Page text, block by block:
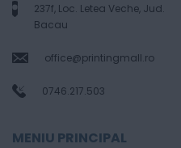
237f, Loc. Letea Veche, Jud.
Bacau
office@printingmall.ro
0746.217.503
MENIU PRINCIPAL